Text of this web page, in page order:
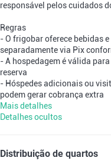
responsável pelos cuidados
Regras
- O frigobar oferece bebidas
separadamente via Pix
- A hospedagem é válida
reserva
- Hóspedes adicionais ou
podem gerar cobrança extra
Mais detalhes
Detalhes ocultos
Distribuição de quartos